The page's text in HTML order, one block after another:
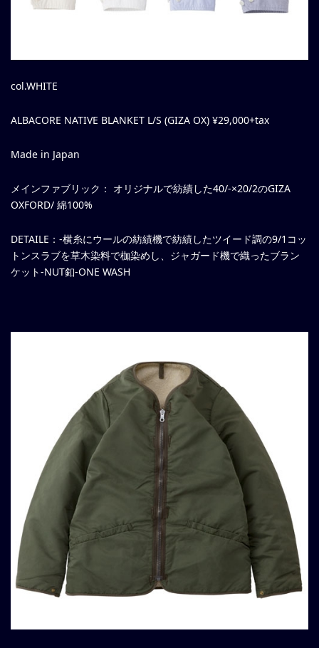
col.WHITE
ALBACORE NATIVE BLANKET L/S (GIZA OX) ¥29,000+tax
Made in Japan
メインファブリック： オリジナルで紡績した40/-×20/2のGIZA
OXFORD/ 綿100%
DETAILE：-横糸にウールの紡績機で紡績したツイード調の9/1コッ
トンスラブを草木染料で枷染めし、ジャガード機で織ったブラン
ケット-NUT釦-ONE WASH